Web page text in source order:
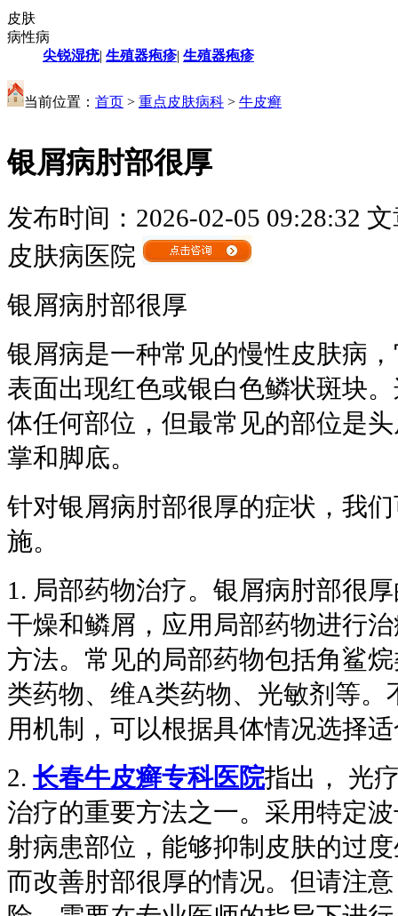
皮肤
病性病
尖锐湿疣| 生殖器疱疹| 生殖器疱疹
当前位置： 首页 > 重点皮肤病科 > 牛皮癣
银屑病肘部很厚
发布时间：2026-02-05 09:28:32 文
皮肤病医院
银屑病肘部很厚
银屑病是一种常见的慢性皮肤病
表面出现红色或银白色鳞状斑块
体任何部位，但最常见的部位是
掌和脚底。
针对银屑病肘部很厚的症状，我
施。
1. 局部药物治疗。银屑病肘部很
干燥和鳞屑，应用局部药物进行
方法。常见的局部药物包括角鲨
类药物、维A类药物、光敏剂等。
用机制，可以根据具体情况选择
2. 长春牛皮癣专科医院指出， 光
治疗的重要方法之一。采用特定
射病患部位，能够抑制皮肤的过
而改善肘部很厚的情况。但请注